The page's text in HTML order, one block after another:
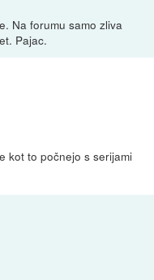
Na forumu samo zliva
Pajac.
kot to počnejo s serijami